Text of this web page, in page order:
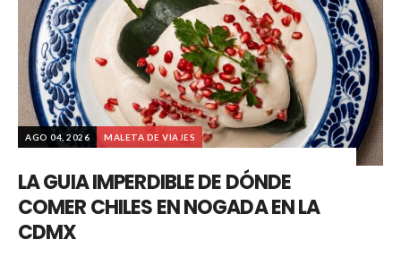
AGO 04, 2026 MALETA DE VIAJES
LA GUIA IMPERDIBLE DE DÓNDE
COMER CHILES EN NOGADA EN LA
CDMX